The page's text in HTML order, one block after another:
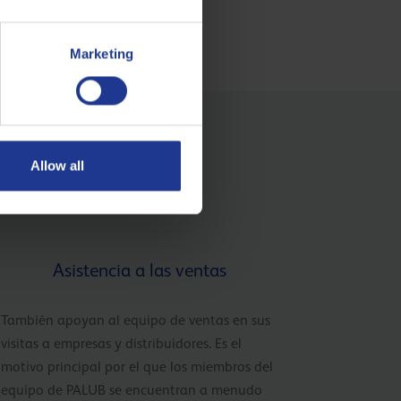
Marketing
Allow all
Asistencia a las ventas
También apoyan al equipo de ventas en sus
visitas a empresas y distribuidores. Es el
motivo principal por el que los miembros del
equipo de PALUB se encuentran a menudo